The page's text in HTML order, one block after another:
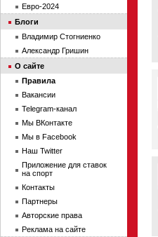
Евро-2024
Блоги
Владимир Стогниенко
Александр Гришин
О сайте
Правила
Вакансии
Telegram-канал
Мы ВКонтакте
Мы в Facebook
Наш Twitter
Приложение для ставок
на спорт
Контакты
Партнеры
Авторские права
Реклама на сайте